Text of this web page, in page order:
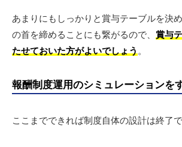
あまりにもしっかりと賞与テーブルを決
の首を締めることにも繋がるので、 賞与
たせておいた方がよいでしょう 。
報酬制度運用のシミュレーションを
ここまでできれば制度自体の設計は終了で